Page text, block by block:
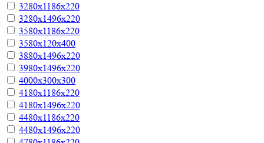
3280х1186х220
3280х1496х220
3580х1186х220
3580х120х400
3880х1496х220
3980х1496х220
4000х300х300
4180х1186х220
4180х1496х220
4480х1186х220
4480х1496х220